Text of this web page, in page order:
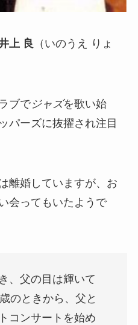
上 良 （いのうえ りょ
ブでジャズを歌い始
パーズに抜擢され注目
離婚していますが、お
会ってもいたようで
、父の目は輝いて
のときから、父と
コンサートを始め